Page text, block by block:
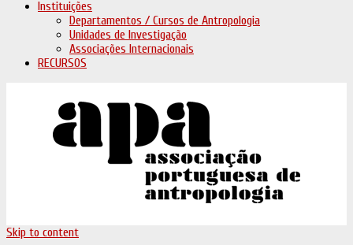
Instituições
Departamentos / Cursos de Antropologia
Unidades de Investigação
Associações Internacionais
RECURSOS
Skip to content